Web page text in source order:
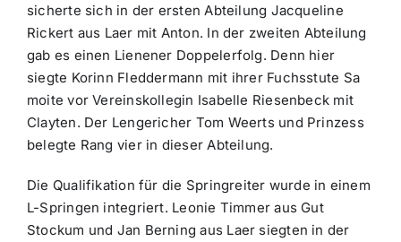
sicherte sich in der ersten Abteilung Jacqueline
Rickert aus Laer mit Anton. In der zweiten Abteilung
gab es einen Lienener Doppelerfolg. Denn hier
siegte Korinn Fleddermann mit ihrer Fuchsstute Sa
moite vor Vereinskollegin Isabelle Riesenbeck mit
Clayten. Der Lengericher Tom Weerts und Prinzess
belegte Rang vier in dieser Abteilung.
Die Qualifikation für die Springreiter wurde in einem
L-Springen integriert. Leonie Timmer aus Gut
Stockum und Jan Berning aus Laer siegten in der